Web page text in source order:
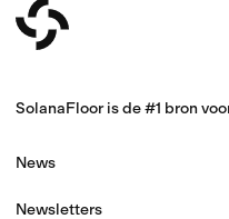
SolanaFloor is de #1 bron
News
Newsletters